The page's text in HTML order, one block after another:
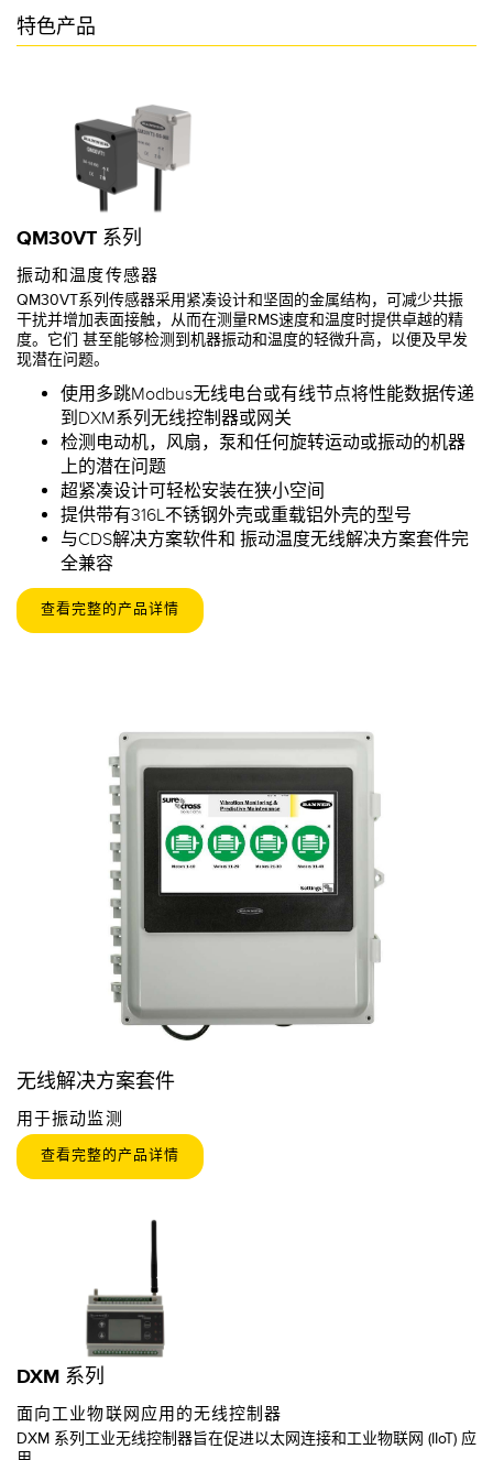
特色产品
QM30VT 系列
振动和温度传感器
QM30VT系列传感器采用紧凑设计和坚固的金属结构，可减少共振
干扰并增加表面接触，从而在测量RMS速度和温度时提供卓越的精
度。它们 甚至能够检测到机器振动和温度的轻微升高，以便及早发
现潜在问题。
使用多跳Modbus无线电台或有线节点将性能数据传递
到DXM系列无线控制器或网关
检测电动机，风扇，泵和任何旋转运动或振动的机器
上的潜在问题
超紧凑设计可轻松安装在狭小空间
提供带有316L不锈钢外壳或重载铝外壳的型号
与CDS解决方案软件和 振动温度无线解决方案套件完
全兼容
查看完整的产品详情
无线解决方案套件
用于振动监测
查看完整的产品详情
DXM 系列
面向工业物联网应用的无线控制器
DXM 系列工业无线控制器旨在促进以太网连接和工业物联网 (IIoT) 应